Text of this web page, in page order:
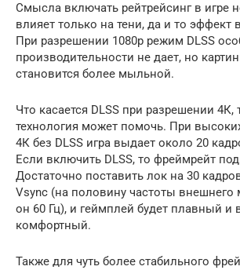
Смысла включать рейтрейсинг в игре
влияет только на тени, да и то эффект
При разрешении 1080p режим DLSS
производительности не дает, но
становится более мыльной.
Что касается DLSS при разрешении 4К,
технология может помочь. При
4К без DLSS игра выдает около 20
Если включить DLSS, то фреймрейт
Достаточно поставить лок на 30
Vsync (на половину частоты внешнего
он 60 Гц), и геймплей будет плавный и
комфортный.
Также для чуть более стабильного